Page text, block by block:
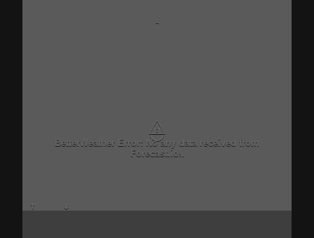
-
⚠
BetterWeather Error: No any data received from
Forecast.io!.